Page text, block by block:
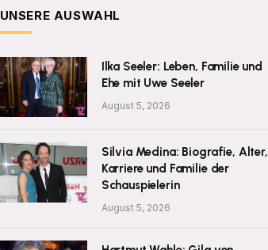
UNSERE AUSWAHL
Ilka Seeler: Leben, Familie und
Ehe mit Uwe Seeler
August 5, 2026
Silvia Medina: Biografie, Alter,
Karriere und Familie der
Schauspielerin
August 5, 2026